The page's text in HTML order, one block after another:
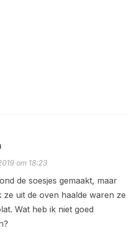
om 18:23
de soesjes gemaakt, maar
ze uit de oven haalde waren ze
Wat heb ik niet goed